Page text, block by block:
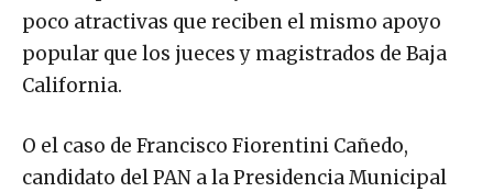
poco atractivas que reciben el mismo apoyo
popular que los jueces y magistrados de Baja
California.
O el caso de Francisco Fiorentini Cañedo,
candidato del PAN a la Presidencia Municipal